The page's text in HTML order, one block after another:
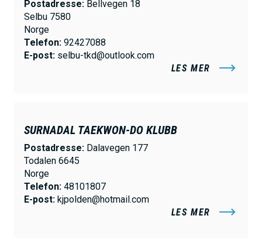
Postadresse: Bellvegen 18
Selbu 7580
Norge
Telefon: 92427088
E-post: selbu-tkd@outlook.com
LES MER
SURNADAL TAEKWON-DO KLUBB
Postadresse: Dalavegen 177
Todalen 6645
Norge
Telefon: 48101807
E-post: kjpolden@hotmail.com
LES MER